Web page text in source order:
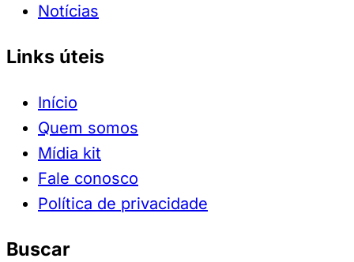
Notícias
Links úteis
Início
Quem somos
Mídia kit
Fale conosco
Política de privacidade
Buscar